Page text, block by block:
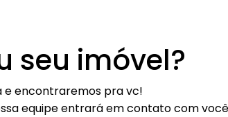
seu imóvel?
e encontraremos pra vc!
equipe entrará em contato com